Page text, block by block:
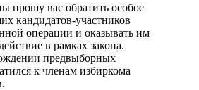
прошу вас обратить особое
кандидатов-участников
операции и оказывать им
в рамках закона.
предвыборных
к членам избиркома